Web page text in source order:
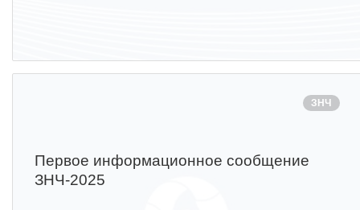
ЗНЧ
Первое информационное сообщение
ЗНЧ-2025